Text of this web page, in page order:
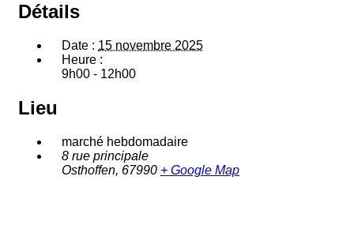
Détails
Date : 15 novembre 2025
Heure :
9h00 - 12h00
Lieu
marché hebdomadaire
8 rue principale
Osthoffen, 67990 + Google Map